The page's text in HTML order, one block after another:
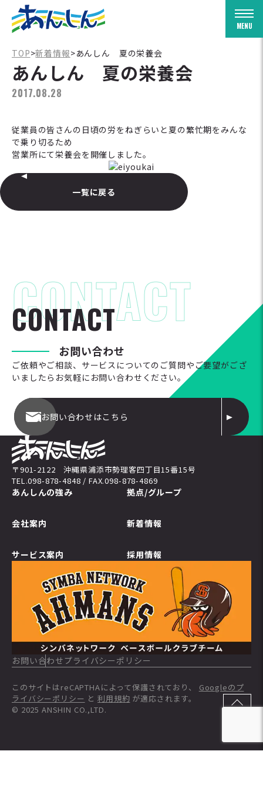
TOP>新着情報>あんしん 夏の栄養会
あんしん 夏の栄養会
2017.08.28
従業員の皆さんの日頃の労をねぎらいと夏の繁忙期をみんな
で乗り切るため
営業所にて栄養会を開催しました。
一覧に戻る
CONTACT
お問い合わせ
ご依頼やご相談、サービスについてのご質問やご要望がござ
いましたらお気軽にお問い合わせください。
お問い合わせはこちら
〒901-2122 沖縄県浦添市勢理客四丁目15番15号
TEL.098-878-4848 / FAX.098-878-4869
あんしんの強み
会社案内
サービス案内
拠点/グループ
新着情報
採用情報
お問い合わせプライバシーポリシー
このサイトはreCAPTHAによって保護されており、 Googleのプ
ライバシーポリシー と利用規約 が適応されます。
© 2025 ANSHIN CO.,LTD.